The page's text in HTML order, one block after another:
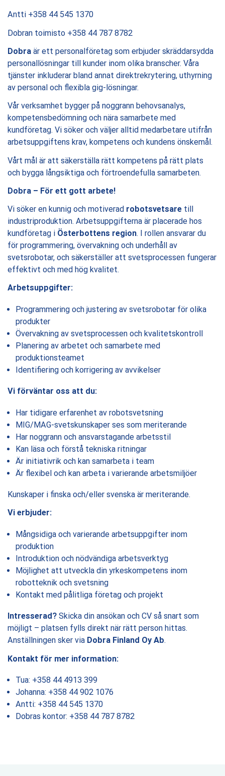
Antti +358 44 545 1370
Dobran toimisto +358 44 787 8782
Dobra är ett personalföretag som erbjuder skräddarsydda
personallösningar till kunder inom olika branscher. Våra
tjänster inkluderar bland annat direktrekrytering, uthyrning
av personal och flexibla gig-lösningar.
Vår verksamhet bygger på noggrann behovsanalys,
kompetensbedömning och nära samarbete med
kundföretag. Vi söker och väljer alltid medarbetare utifrån
arbetsuppgiftens krav, kompetens och kundens önskemål.
Vårt mål är att säkerställa rätt kompetens på rätt plats
och bygga långsiktiga och förtroendefulla samarbeten.
Dobra – För ett gott arbete!
Vi söker en kunnig och motiverad robotsvetsare till
industriproduktion. Arbetsuppgifterna är placerade hos
kundföretag i Österbottens region. I rollen ansvarar du
för programmering, övervakning och underhåll av
svetsrobotar, och säkerställer att svetsprocessen fungerar
effektivt och med hög kvalitet.
Arbetsuppgifter:
Programmering och justering av svetsrobotar för olika
produkter
Övervakning av svetsprocessen och kvalitetskontroll
Planering av arbetet och samarbete med
produktionsteamet
Identifiering och korrigering av avvikelser
Vi förväntar oss att du:
Har tidigare erfarenhet av robotsvetsning
MIG/MAG-svetskunskaper ses som meriterande
Har noggrann och ansvarstagande arbetsstil
Kan läsa och förstå tekniska ritningar
Är initiativrik och kan samarbeta i team
Är flexibel och kan arbeta i varierande arbetsmiljöer
Kunskaper i finska och/eller svenska är meriterande.
Vi erbjuder:
Mångsidiga och varierande arbetsuppgifter inom
produktion
Introduktion och nödvändiga arbetsverktyg
Möjlighet att utveckla din yrkeskompetens inom
robotteknik och svetsning
Kontakt med pålitliga företag och projekt
Intresserad? Skicka din ansökan och CV så snart som
möjligt – platsen fylls direkt när rätt person hittas.
Anställningen sker via Dobra Finland Oy Ab.
Kontakt för mer information:
Tua: +358 44 4913 399
Johanna: +358 44 902 1076
Antti: +358 44 545 1370
Dobras kontor: +358 44 787 8782